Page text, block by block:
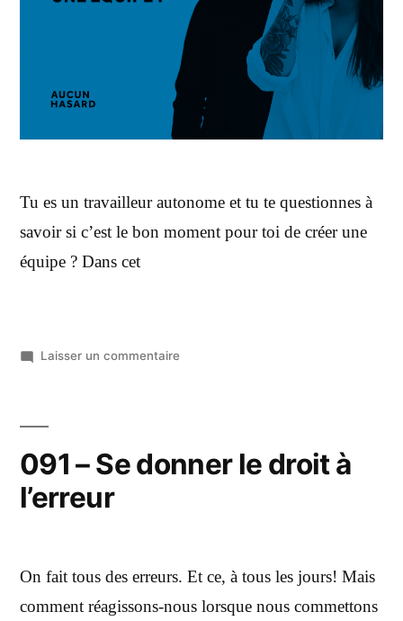
Tu es un travailleur autonome et tu te questionnes à
savoir si c’est le bon moment pour toi de créer une
équipe ? Dans cet
Laisser un commentaire
091 – Se donner le droit à
l’erreur
On fait tous des erreurs. Et ce, à tous les jours! Mais
comment réagissons-nous lorsque nous commettons